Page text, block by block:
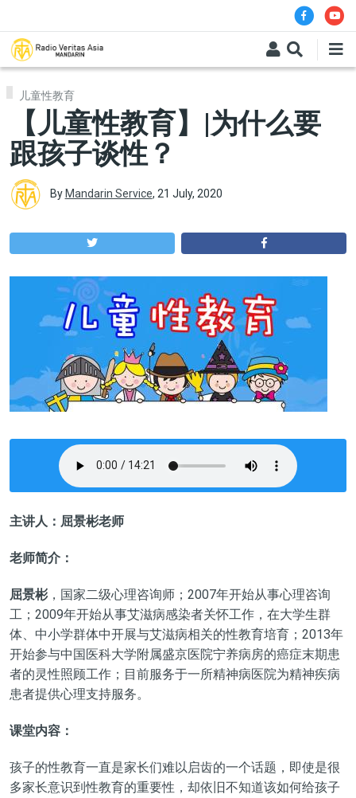
儿童性教育
【儿童性教育】|为什么要
跟孩子谈性？
By Mandarin Service, 21 July, 2020
主讲人：屈景彬老师
老师简介：
屈景彬，国家二级心理咨询师；2007年开始从事心理咨询
工；2009年开始从事艾滋病感染者关怀工作，在大学生群
体、中小学群体中开展与艾滋病相关的性教育培育；2013年
开始参与中国医科大学附属盛京医院宁养病房的癌症末期患
者的灵性照顾工作；目前服务于一所精神病医院为精神疾病
患者提供心理支持服务。
课堂内容：
孩子的性教育一直是家长们难以启齿的一个话题，即使是很
多家长意识到性教育的重要性，却依旧不知道该如何给孩子